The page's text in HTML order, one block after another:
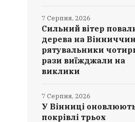
Сильний вітер
дерева на
рятувальники
рази виїжджали на
виклики
7 Серпня, 2026
У Вінниці
покрівлі трьох
7 Серпня, 2026